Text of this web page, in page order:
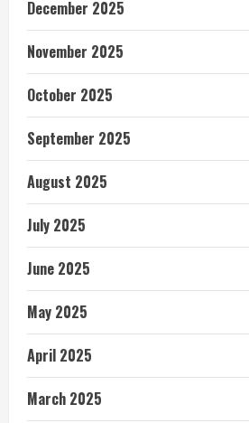
December 2025
November 2025
October 2025
September 2025
August 2025
July 2025
June 2025
May 2025
April 2025
March 2025